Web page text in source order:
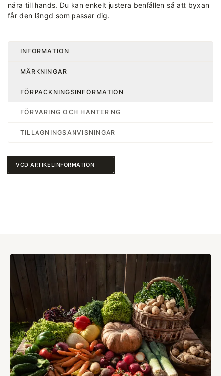
nära till hands. Du kan enkelt justera benfållen så att byxan
får den längd som passar dig.
INFORMATION
MÄRKNINGAR
FÖRPACKNINGSINFORMATION
FÖRVARING OCH HANTERING
TILLAGNINGSANVISNINGAR
VCD ARTIKELINFORMATION